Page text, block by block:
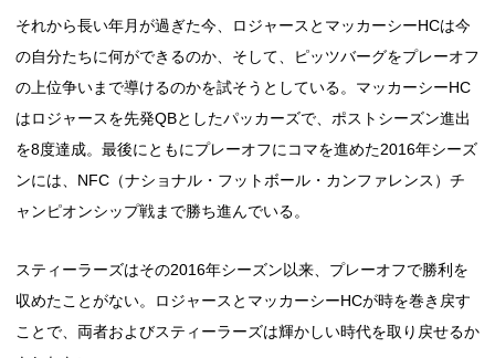
それから長い年月が過ぎた今、ロジャースとマッカーシーHCは今
の自分たちに何ができるのか、そして、ピッツバーグをプレーオフ
の上位争いまで導けるのかを試そうとしている。マッカーシーHC
はロジャースを先発QBとしたパッカーズで、ポストシーズン進出
を8度達成。最後にともにプレーオフにコマを進めた2016年シーズ
ンには、NFC（ナショナル・フットボール・カンファレンス）チ
ャンピオンシップ戦まで勝ち進んでいる。
スティーラーズはその2016年シーズン以来、プレーオフで勝利を
収めたことがない。ロジャースとマッカーシーHCが時を巻き戻す
ことで、両者およびスティーラーズは輝かしい時代を取り戻せるか